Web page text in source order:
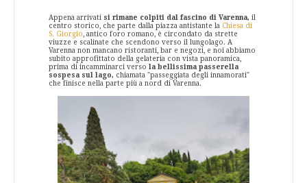
Appena arrivati si rimane colpiti dal fascino di Varenna, il
centro storico, che parte dalla piazza antistante la Chiesa di
S. Giorgio , antico foro romano, è circondato da strette
viuzze e scalinate che scendono verso il lungolago. A
Varenna non mancano ristoranti, bar e negozi, e noi abbiamo
subito approfittato della gelateria con vista panoramica,
prima di incamminarci verso la bellissima passerella
sospesa sul lago, chiamata "passeggiata degli innamorati"
che finisce nella parte più a nord di Varenna.